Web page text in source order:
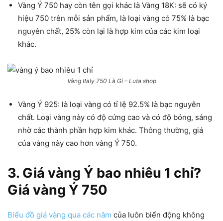
Vàng Ý 750 hay còn tên gọi khác là Vàng 18K: sẽ có ký
hiệu 750 trên mỗi sản phẩm, là loại vàng có 75% là bạc
nguyên chất, 25% còn lại là hợp kim của các kim loại
khác.
Vàng Italy 750 Là Gì – Luta shop
Vàng Ý 925: là loại vàng có tỉ lệ 92.5% là bạc nguyên
chất. Loại vàng này có độ cứng cao và có độ bóng, sáng
nhờ các thành phần hợp kim khác. Thông thường, giá
của vàng này cao hơn vàng Ý 750.
3. Giá vàng Ý bao nhiêu 1 chỉ?
Giá vàng Ý 750
Biểu đồ giá vàng qua các năm của luôn biến động không